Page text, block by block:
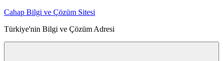
İçeriğe
Cahap Bilgi ve Çözüm Sitesi
Türkiye'nin Bilgi ve Çözüm Adresi